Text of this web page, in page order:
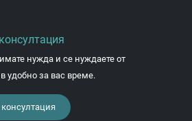
нужда и се нуждаете от
удобно за вас време.